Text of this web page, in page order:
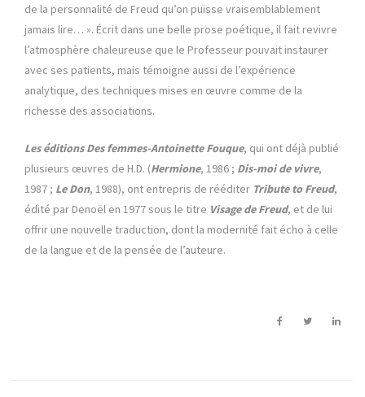
de la personnalité de Freud qu’on puisse vraisemblablement
jamais lire… ». Écrit dans une belle prose poétique, il fait revivre
l’atmosphère chaleureuse que le Professeur pouvait instaurer
avec ses patients, mais témoigne aussi de l’expérience
analytique, des techniques mises en œuvre comme de la
richesse des associations.
Les éditions Des femmes-Antoinette Fouque, qui ont déjà publié
plusieurs œuvres de H.D. (Hermione, 1986 ; Dis-moi de vivre,
1987 ; Le Don, 1988), ont entrepris de rééditer Tribute to Freud,
édité par Denoël en 1977 sous le titre Visage de Freud, et de lui
offrir une nouvelle traduction, dont la modernité fait écho à celle
de la langue et de la pensée de l’auteure.